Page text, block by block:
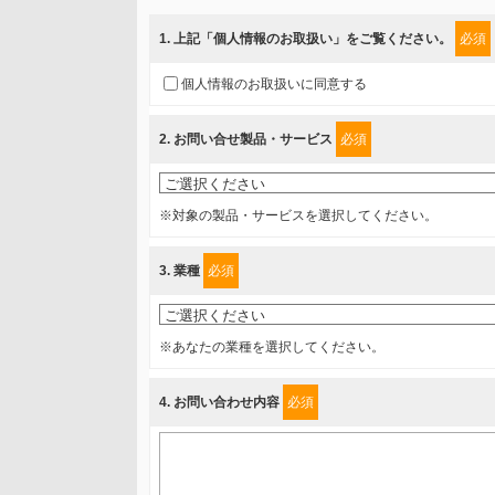
ご入力頂いたお客様の情報は、個人情報保護方針に則
得たいと存じますので、宜しくお願い申し上げます。
富士ソフト株式会社
個人情報保護管理担当役員
〒231-8008 神奈川県横浜市中区桜木町1-1
1.当社が取り扱う商品・サービスに関するご案内
2.当社が開催（主催・共催・協賛）するセミナーなど
1. 上記「個人情報のお取扱い」をご覧ください。 必須
個人情報のお取扱いに同意する
2. お問い合せ製品・サービス 必須
※対象の製品・サービスを選択してください。
3. 業種 必須
※あなたの業種を選択してください。
4. お問い合わせ内容 必須